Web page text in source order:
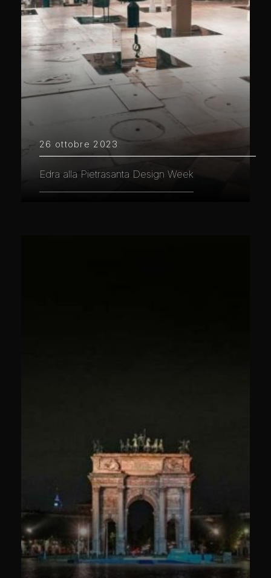
26 ottobre 2023
Edra alla Pietrasanta Design Week